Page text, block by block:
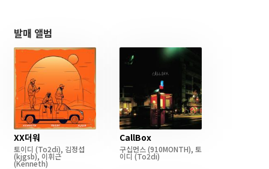
발매 앨범
XX더워
토이디 (To2di), 김정섭
(kjgsb), 이휘근
(Kenneth)
CallBox
구십먼스 (910MONTH), 토
이디(To2di)